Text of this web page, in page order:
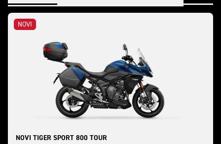
NOVI
NOVI TIGER SPORT 800 TOUR